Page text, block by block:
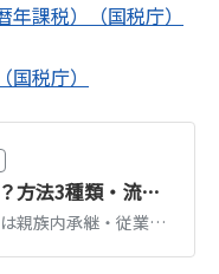
課税）（国税庁）
税庁）
事業承継とは？方法3種類・流れ・税金・支援制度をわかりやすく解説【2026年版】
事業承継の方法は親族内承継・従業員承継・M&Aの3種類。それぞれの流れとメリット、事業承継税制・補助金など2026年時点の支援制度、かかる税金を図解で解説します。